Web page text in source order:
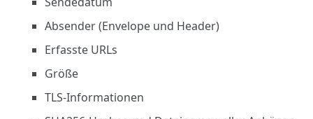
Absender (Envelope und Header)
Erfasste URLs
Größe
TLS-Informationen